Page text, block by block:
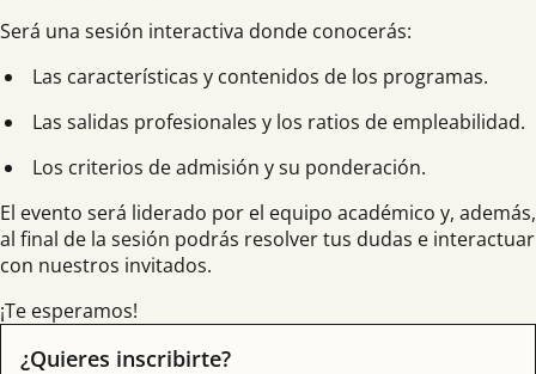
Será una sesión interactiva donde conocerás:
Las características y contenidos de los programas.
Las salidas profesionales y los ratios de empleabilidad.
Los criterios de admisión y su ponderación.
El evento será liderado por el equipo académico y, además,
al final de la sesión podrás resolver tus dudas e interactuar
con nuestros invitados.
¡Te esperamos!
¿Quieres inscribirte?